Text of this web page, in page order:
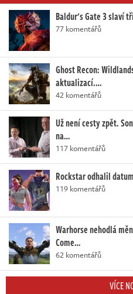
Baldur's Gate 3 slaví
77 komentářů
Ghost Recon:
aktualizací.…
42 komentářů
Už není cesty zpět.
na…
117 komentářů
Rockstar odhalil
119 komentářů
Warhorse nehodlá
Come…
62 komentářů
VÍCE